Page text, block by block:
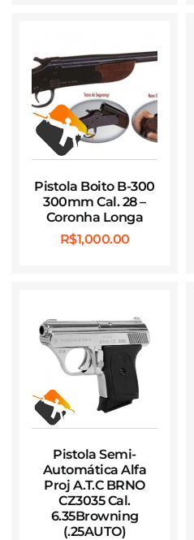
Pistola Boito B-300
300mm Cal. 28 –
Coronha Longa
R$1,000.00
Pistola Semi-
Automática Alfa
Proj A.T.C BRNO
CZ3035 Cal.
6.35Browning
(.25AUTO)